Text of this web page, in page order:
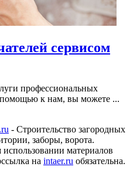
сервисом
профессиональных
к нам, вы можете ...
- Cтроительство загородных
заборы, ворота.
материалов
на intaer.ru обязательна.